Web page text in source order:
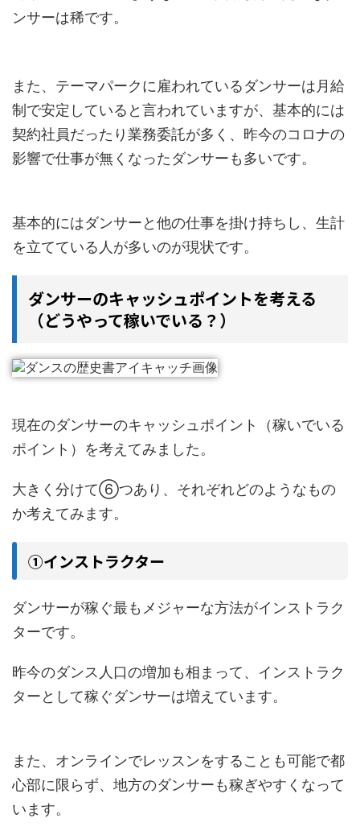
ンサーは稀です。
また、テーマパークに雇われているダンサーは月給
制で安定していると言われていますが、基本的には
契約社員だったり業務委託が多く、昨今のコロナの
影響で仕事が無くなったダンサーも多いです。
基本的にはダンサーと他の仕事を掛け持ちし、生計
を立てている人が多いのが現状です。
ダンサーのキャッシュポイントを考える
（どうやって稼いでいる？）
現在のダンサーのキャッシュポイント（稼いでいる
ポイント）を考えてみました。
大きく分けて⑥つあり、それぞれどのようなもの
か考えてみます。
①インストラクター
ダンサーが稼ぐ最もメジャーな方法がインストラク
ターです。
昨今のダンス人口の増加も相まって、インストラク
ターとして稼ぐダンサーは増えています。
また、オンラインでレッスンをすることも可能で都
心部に限らず、地方のダンサーも稼ぎやすくなって
います。